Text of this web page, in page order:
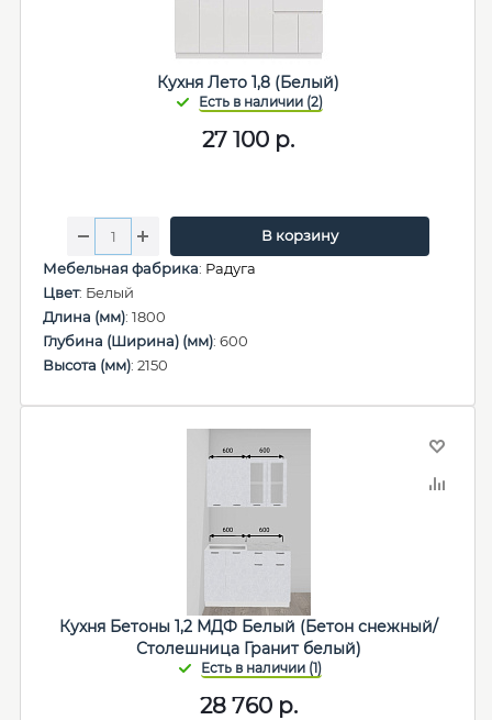
Кухня Лето 1,8 (Белый)
27 100 р.
В корзину
Мебельная фабрика: Радуга
Цвет: Белый
Длина (мм): 1800
Глубина (Ширина) (мм): 600
Высота (мм): 2150
Кухня Бетоны 1,2 МДФ Белый (Бетон снежный/
Столешница Гранит белый)
28 760р.